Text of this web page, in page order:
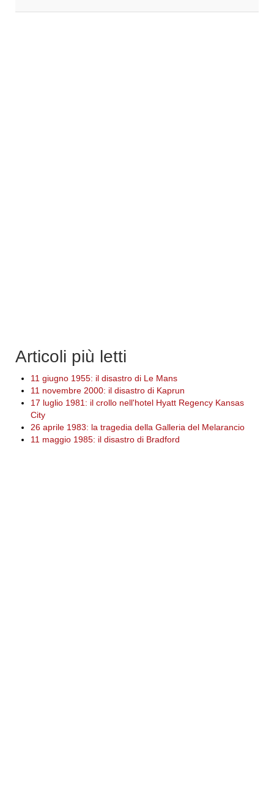
Articoli più letti
11 giugno 1955: il disastro di Le Mans
11 novembre 2000: il disastro di Kaprun
17 luglio 1981: il crollo nell'hotel Hyatt Regency Kansas
City
26 aprile 1983: la tragedia della Galleria del Melarancio
11 maggio 1985: il disastro di Bradford